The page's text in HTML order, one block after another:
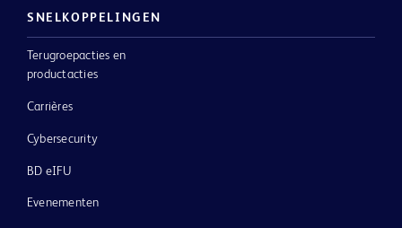
SNELKOPPELINGEN
Terugroepacties en
productacties
Carrières
Cybersecurity
BD eIFU
Evenementen